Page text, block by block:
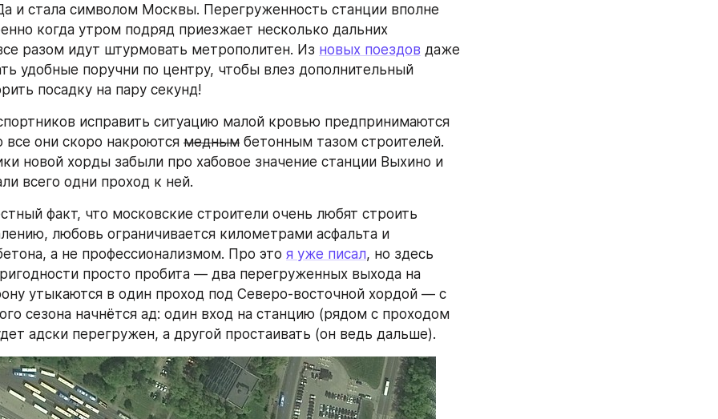
и стала символом Москвы. Перегруженность станции вполне
когда утром подряд приезжает несколько дальних
разом идут штурмовать метрополитен. Из новых поездов даже
удобные поручни по центру, чтобы влез дополнительный
посадку на пару секунд!
исправить ситуацию малой кровью предпринимаются
все они скоро накроются медным бетонным тазом строителей.
новой хорды забыли про хабовое значение станции Выхино и
всего одни проход к ней.
факт, что московские строители очень любят строить
любовь ограничивается километрами асфальта и
а не профессионализмом. Про это я уже писал, но здесь
просто пробита — два перегруженных выхода на
утыкаются в один проход под Северо-восточной хордой — с
сезона начнётся ад: один вход на станцию (рядом с проходом
адски перегружен, а другой простаивать (он ведь дальше).